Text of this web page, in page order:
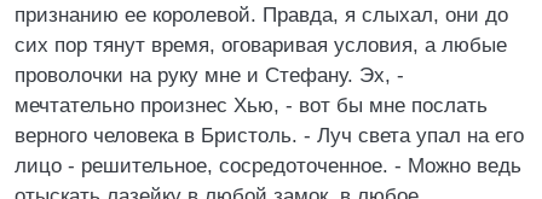
признанию ее королевой. Правда, я слыхал, они до
сих пор тянут время, оговаривая условия, а любые
проволочки на руку мне и Стефану. Эх, -
мечтательно произнес Хью, - вот бы мне послать
верного человека в Бристоль. - Луч света упал на его
лицо - решительное, сосредоточенное. - Можно ведь